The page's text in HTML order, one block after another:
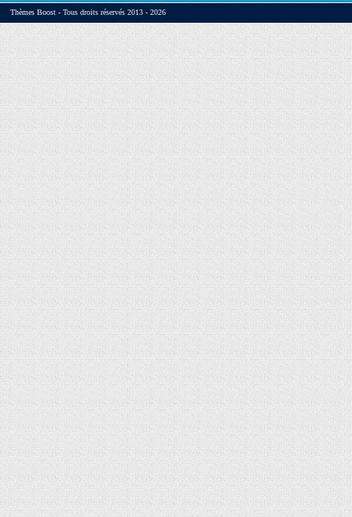
Thèmes Boost - Tous droits réservés 2013 - 2026